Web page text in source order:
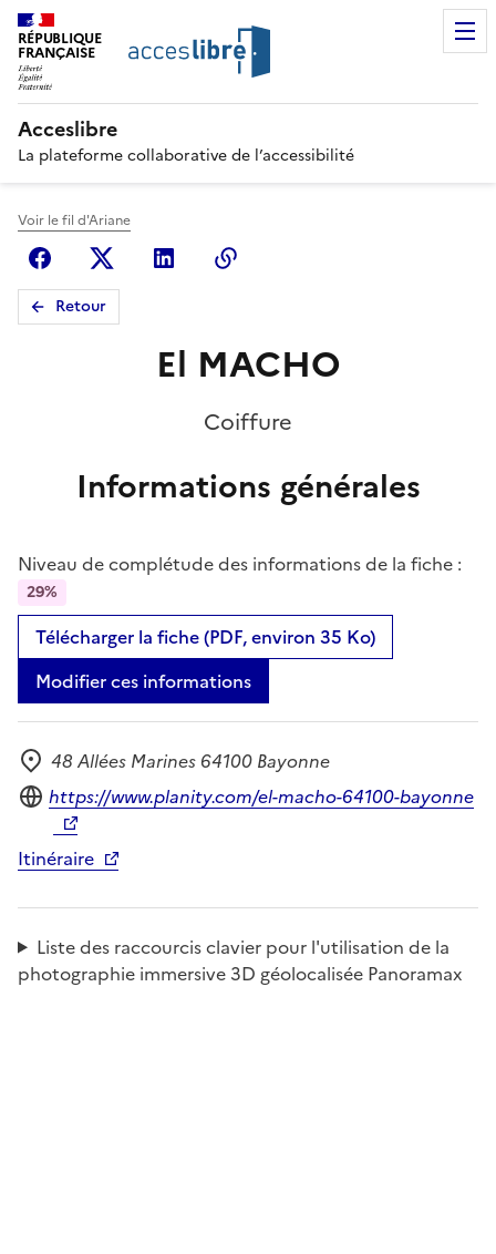
RÉPUBLIQUE
FRANÇAISE
Acceslibre
La plateforme collaborative de l’accessibilité
Voir le fil d'Ariane
FacebookX (anciennement Twitter)
Linkedin
Retour
El MACHO
Coiffure
Informations générales
Niveau de complétude des informations de la fiche :
29%
Télécharger la fiche (PDF, environ 35 Ko)
Modifier ces informations
Adresse
48 Allées Marines 64100 Bayonne
Site internet
https://www.planity.com/el-macho-64100-bayonne
Itinéraire
Liste des raccourcis clavier pour l'utilisation de la
photographie immersive 3D géolocalisée Panoramax